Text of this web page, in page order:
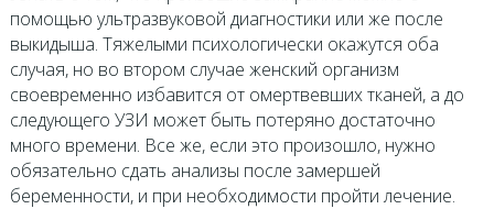
помощью ультразвуковой диагностики или же после
выкидыша. Тяжелыми психологически окажутся оба
случая, но во втором случае женский организм
своевременно избавится от омертвевших тканей, а до
следующего УЗИ может быть потеряно достаточно
много времени. Все же, если это произошло, нужно
обязательно сдать анализы после замершей
беременности, и при необходимости пройти лечение.